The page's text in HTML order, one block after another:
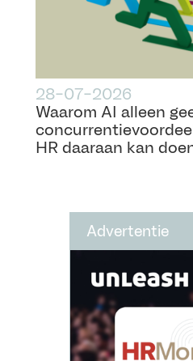
28-07-2026
Waarom AI alleen
HR daaraan kan
Advertentie